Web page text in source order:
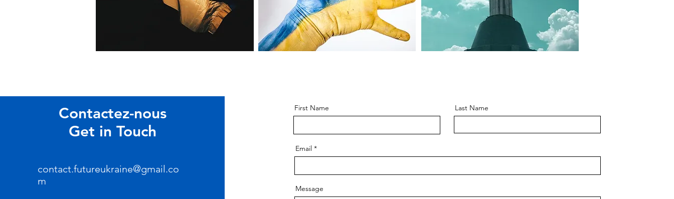
Contactez-nous
Get in Touch
contact.futureukraine@gmail.co
m
First Name Last Name
Email
Message